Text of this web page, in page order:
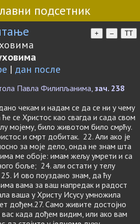
подсетник
+ – TT
| дан после
Павла Филипљанима, зач. 238
чекам и надам се да се ни у чему
се Христос као свагда и сада свом
мојему, било животом било смрћу.
и смрт добитак. 22. Али ако је
за моје дело, онда не знам шта
ме обоје: имам жељу умрети и са
боље; 24. али остати у телу
И ово поуздано знам, да ћу
вама за ваш напредак и радост
ваша у Христу Исусу умножила
дођем.27. Само живите достојно
када дођем видим, или ако вам